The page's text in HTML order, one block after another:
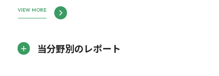
VIEW MORE
当分野別のレポート